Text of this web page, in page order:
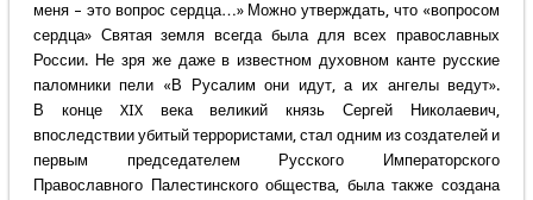
меня – это вопрос сердца…» Можно утверждать, что «вопросом
сердца» Святая земля всегда была для всех православных
России. Не зря же даже в известном духовном канте русские
паломники пели «В Русалим они идут, а их ангелы ведут».
В конце XIX века великий князь Сергей Николаевич,
впоследствии убитый террористами, стал одним из создателей и
первым председателем Русского Императорского
Православного Палестинского общества, была также создана